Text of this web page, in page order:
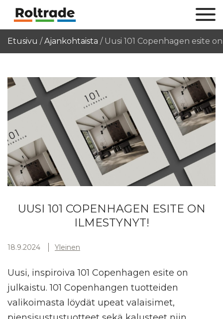
Etusivu /Ajankohtaista / Uusi 101 Copenhagen esite
UUSI 101 COPENHAGEN ESITE ON
ILMESTYNYT!
18.9.2024 Yleinen
Uusi, inspiroiva 101 Copenhagen esite on
julkaistu. 101 Copenhangen tuotteiden
valikoimasta löydät upeat valaisimet,